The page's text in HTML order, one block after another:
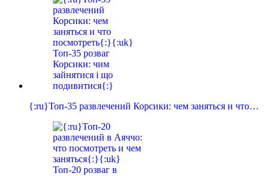
{:ru}Топ-35 развлечений Корсики: чем заняться и что…